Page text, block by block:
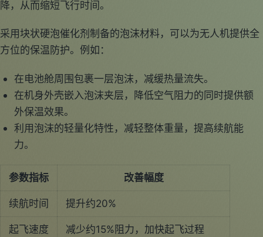
降，从而缩短飞行时间。
采用块状硬泡催化剂制备的泡沫材料，可以为无人机提供全
方位的保温防护。例如：
在电池舱周围包裹一层泡沫，减缓热量流失。
在机身外壳嵌入泡沫夹层，降低空气阻力的同时提供额
外保温效果。
利用泡沫的轻量化特性，减轻整体重量，提高续航能
力。
参数指标
改善幅度
续航时间
提升约20%
起飞速度
减少约15%阻力，加快起飞过程